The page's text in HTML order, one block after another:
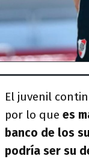
El juvenil
por lo que es
banco de los
podría ser su